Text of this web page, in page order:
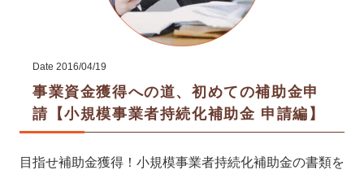
Date 2016/04/19
事業資金獲得への道、初めての補助金申
請【小規模事業者持続化補助金 申請編】
目指せ補助金獲得！小規模事業者持続化補助金の書類を